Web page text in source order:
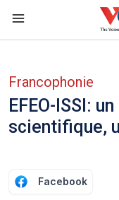
Francophonie
EFEO-ISSI:
scientifique,
Facebook